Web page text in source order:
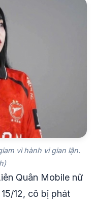
vì hành vi gian lận.
Quân Mobile nữ
12, cô bị phát